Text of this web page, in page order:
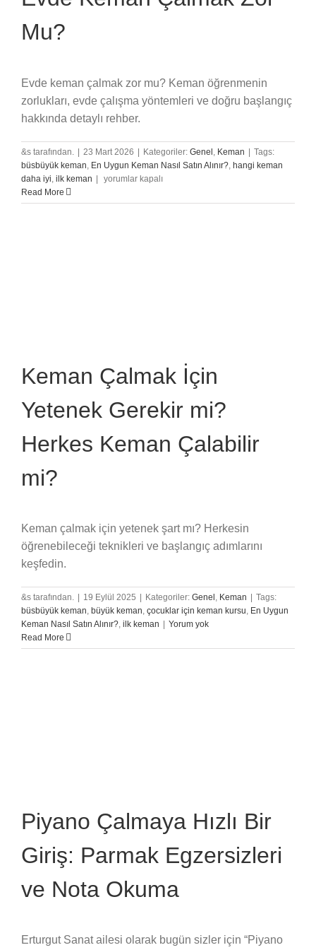
Mu?
Evde keman çalmak zor mu? Keman öğrenmenin
zorlukları, evde çalışma yöntemleri ve doğru başlangıç
hakkında detaylı rehber.
&s tarafından. | 23 Mart 2026 | Kategoriler: Genel Keman | Tags:
büsbüyük keman En Uygun Keman Nasıl Satın Alınır? hangi keman
daha iyi ilk keman |
Evde
Çalmak
yorumlar kapalı
Read More
Keman Çalmak İçin
Yetenek Gerekir mi?
Herkes Keman Çalabilir
mi?
Keman çalmak için yetenek şart mı? Herkesin
öğrenebileceği teknikleri ve başlangıç adımlarını
keşfedin.
&s tarafından. | 19 Eylül 2025 | Kategoriler: Genel, Keman | Tags:
büsbüyük keman, büyük keman, çocuklar için keman kursu, En Uygun
Keman Nasıl Satın Alınır?, ilk keman | Yorum yok
Read More
Piyano Çalmaya Hızlı Bir
Giriş: Parmak Egzersizleri
ve Nota Okuma
Erturgut Sanat ailesi olarak bugün sizler için “Piyano